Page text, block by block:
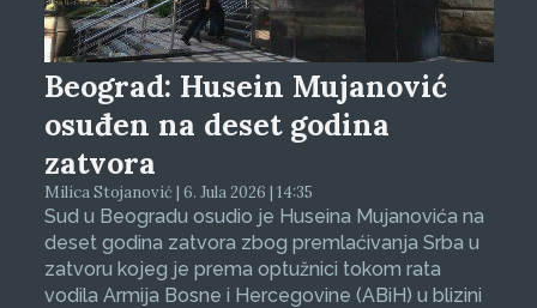
Beograd: Husein Mujanović
osuđen na deset godina
zatvora
Milica Stojanović | 6. Jula 2026 | 14:35
Sud u Beogradu osudio je Huseina Mujanovića na
deset godina zatvora zbog premlaćivanja Srba u
zatvoru kojeg je prema optužnici tokom rata
vodila Armija Bosne i Hercegovine (ABiH) u blizini